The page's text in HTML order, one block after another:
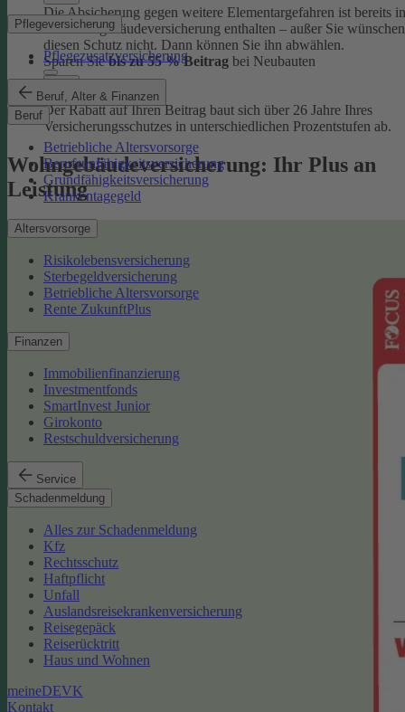
Pflegeversicherung
Pflegezusatzversicherung
Beruf, Alter & Finanzen
Beruf
Betriebliche Altersvorsorge
Berufsunfähigkeitsversicherung
Grundfähigkeitsversicherung
Krankentagegeld
Altersvorsorge
Risikolebensversicherung
Sterbegeldversicherung
Betriebliche Altersvorsorge
Rente ZukunftPlus
Finanzen
Immobilienfinanzierung
Investmentfonds
SmartInvest Junior
Girokonto
Restschuldversicherung
Service
Schadenmeldung
Alles zur Schadenmeldung
Kfz
Rechtsschutz
Haftpflicht
Unfall
Auslandsreisekrankenversicherung
Reisegepäck
Reiserücktritt
Haus und Wohnen
meineDEVK
Kontakt
Die Absicherung gegen weitere Elementargefahren ist bereits in
der Wohngebäudeversicherung enthalten – außer Sie wünschen
diesen Schutz nicht. Dann können Sie ihn abwählen.
Sparen Siebis zu 55 % Beitrag bei Neubauten
Der Rabatt auf Ihren Beitrag baut sich über 26 Jahre Ihres
Versicherungsschutzes in unterschiedlichen Prozentstufen ab.
Wohngebäudeversicherung: Ihr Plus an
Leistung